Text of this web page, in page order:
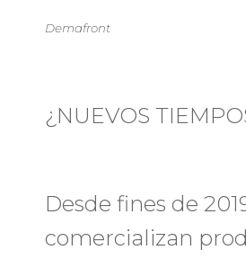
Demafront
¿NUEVOS
Desde fines de
comercializan